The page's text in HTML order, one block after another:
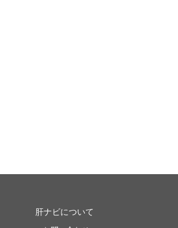
肝ナビについて